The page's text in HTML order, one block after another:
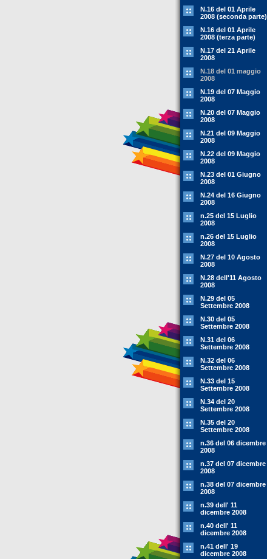
N.16 del 01 Aprile
2008 (seconda parte)
N.16 del 01 Aprile
2008 (terza parte)
N.17 del 21 Aprile
2008
N.18 del 01 maggio
2008
N.19 del 07 Maggio
2008
N.20 del 07 Maggio
2008
N.21 del 09 Maggio
2008
N.22 del 09 Maggio
2008
N.23 del 01 Giugno
2008
N.24 del 16 Giugno
2008
n.25 del 15 Luglio
2008
n.26 del 15 Luglio
2008
N.27 del 10 Agosto
2008
N.28 dell'11 Agosto
2008
N.29 del 05
Settembre 2008
N.30 del 05
Settembre 2008
N.31 del 06
Settembre 2008
N.32 del 06
Settembre 2008
N.33 del 15
Settembre 2008
N.34 del 20
Settembre 2008
N.35 del 20
Settembre 2008
n.36 del 06 dicembre
2008
n.37 del 07 dicembre
2008
n.38 del 07 dicembre
2008
n.39 dell' 11
dicembre 2008
n.40 dell' 11
dicembre 2008
n.41 dell' 19
dicembre 2008